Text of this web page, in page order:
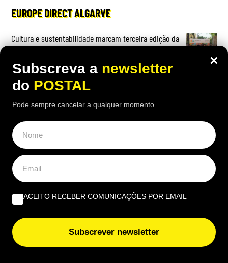
EUROPE DIRECT ALGARVE
Cultura e sustentabilidade marcam terceira edição da
Erasmus+ leva alunos e docentes do Agrupamento João
de Deus a Modena e Udine
×
Subscreva a newsletter
do POSTAL
Pode sempre cancelar a qualquer momento
ACEITO RECEBER COMUNICAÇÕES POR EMAIL
Subscrever newsletter